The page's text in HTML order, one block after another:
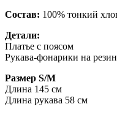
Состав: 100% тонкий
Детали:
Платье с поясом
Рукава-фонарики на
Размер S/M
Длина 145 см
Длина рукава 58 см